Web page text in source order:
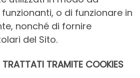
o di funzionare in
nonché di fornire
del Sito.
TRATTATI TRAMITE COOKIES